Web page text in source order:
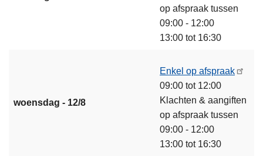
op afspraak tussen
09:00 - 12:00
13:00 tot 16:30
woensdag - 12/8
Enkel op afspraak
09:00 tot 12:00
Klachten & aangiften
op afspraak tussen
09:00 - 12:00
13:00 tot 16:30